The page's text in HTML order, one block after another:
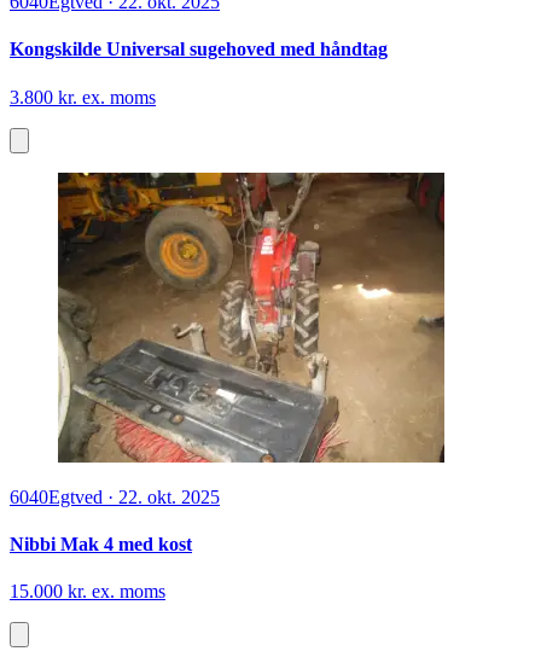
Kongskilde Universal sugehoved med håndtag
3.800 kr. ex. moms
6040Egtved · 22. okt. 2025
Nibbi Mak 4 med kost
15.000 kr. ex. moms